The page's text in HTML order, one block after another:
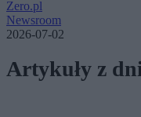
Zero.pl
Newsroom
2026-07-02
Artykuły z